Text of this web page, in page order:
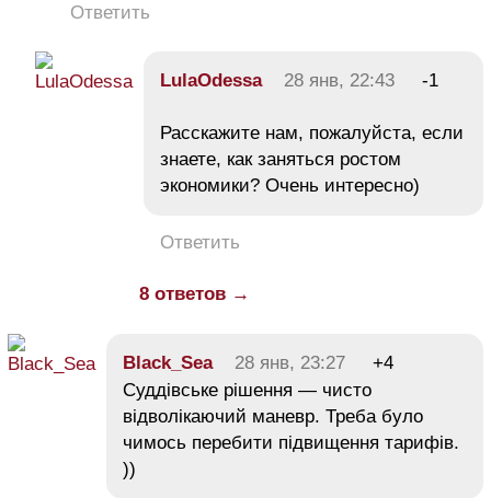
Ответить
LulaOdessa 28 янв, 22:43 -1
Расскажите нам, пожалуйста, если
знаете, как заняться ростом
экономики? Очень интересно)
Ответить
8 ответов →
Black_Sea 28 янв, 23:27
+4
Суддівське рішення — чисто
відволікаючий маневр. Треба було
чимось перебити підвищення тарифів.
))